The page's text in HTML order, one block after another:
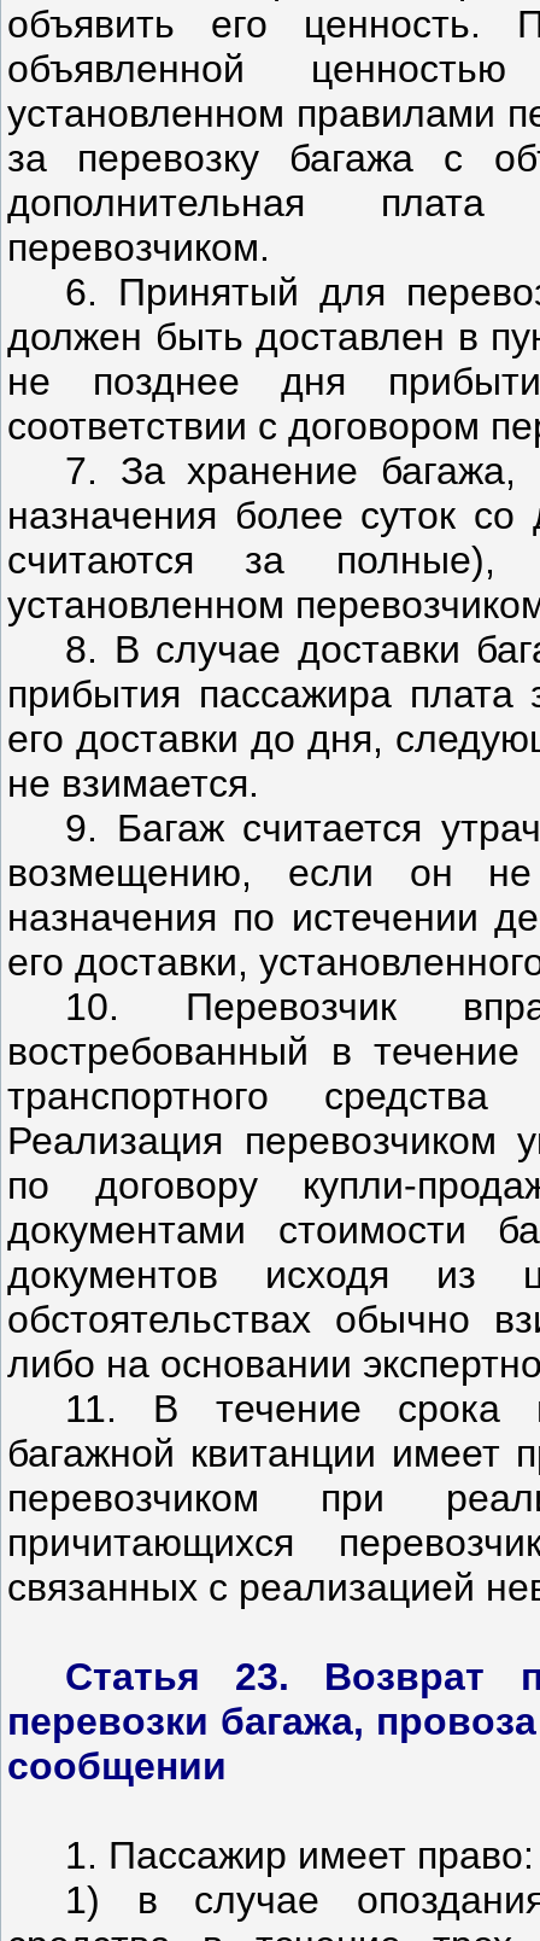
объявить его ценность.
объявленной
установленном правилами
за перевозку багажа с
дополнительная
перевозчиком.
6. Принятый для
должен быть доставлен в
не позднее дня
соответствии с договором
7. За хранение багажа,
назначения более суток
считаются за полные),
установленном
8. В случае доставки
прибытия пассажира плата
его доставки до дня,
не взимается.
9. Багаж считается
возмещению, если он
назначения по истечении
его доставки,
10. Перевозчик
востребованный в
транспортного
Реализация перевозчиком
по договору купли-
документами стоимости
документов исходя из
обстоятельствах обычно
либо на основании
11. В течение срока
багажной квитанции имеет
перевозчиком при
причитающихся
связанных с реализацией
Статья 23. Возврат
перевозки багажа,
сообщении
1. Пассажир имеет право:
1) в случае